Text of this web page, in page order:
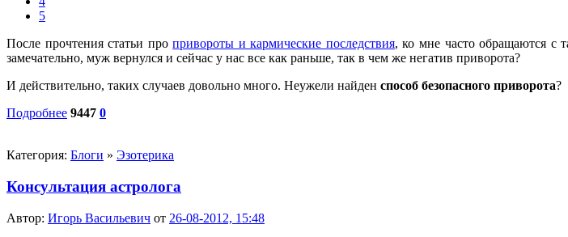
5
После прочтения статьи пропривороты и кармические последствия, ко мне часто обращаются с
замечательно, муж вернулся и сейчас у нас все как раньше, так в чем же негатив приворота?
И действительно, таких случаев довольно много. Неужели найден способ безопасного приворота?
Подробнее 9447 0
Категория: Блоги » Эзотерика
Консультация астролога
Автор: Игорь Васильевич от 26-08-2012, 15:48